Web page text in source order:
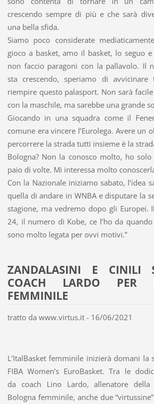
crescendo sempre di più e che sarà
una bella sfida.
Siamo poco considerate
gioco a basket, amo il basket, lo seguo
non faccio paragoni con la pallavolo. Il
sta crescendo, speriamo di
riempire questo palasport. Non sarà
con la maschile, ma sarebbe una grande
Giocando in una squadra come il
comune era vincere l’Eurolega. Avere un
percorrere la strada tutti insieme è la
Bologna? Non la conosco molto, ho
paio di volte. Mi interessa molto
Con la Nazionale iniziamo sabato, l’idea
quella di andare in WNBA e disputare la
stagione, ma vedremo dopo gli Europei.
24, il numero di Kobe, ce l’ho da
sono molto legata per ovvi motivi.”
ZANDALASINI E CINILI
COACH LARDO PER
FEMMINILE
tratto da www.virtus.it - 16/06/2021
L’ItalBasket femminile inizierà domani la
FIBA Women’s EuroBasket. Tra le
da coach Lino Lardo, allenatore della
Bologna femminile, anche due